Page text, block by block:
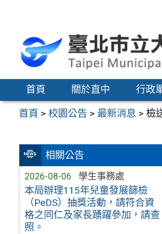
區
首頁 關於直中 行政
首頁 >校園公告 > 最新消息 >檢
相關公告
2026-08-06 學生事務處
本局辦理115年兒童發展篩檢
（PeDS）抽獎活動，請符合資
格之同仁及家長踴躍參加，請查
照。